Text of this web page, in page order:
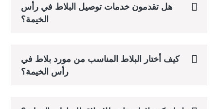
هل تقدمون خدمات توصيل البلاط في رأس
الخيمة؟
كيف أختار البلاط المناسب من مورد بلاط في
رأس الخيمة؟